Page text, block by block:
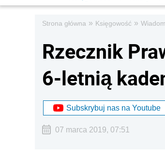
Strona główna » Księgowość »
Rzecznik
6-letnią
Subskrybuj nas na Youtube
07 marca 2019, 07:51